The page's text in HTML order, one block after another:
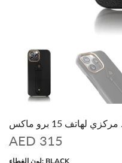
15 برو ماكس
AED 315
لون الغطاء: BLACK